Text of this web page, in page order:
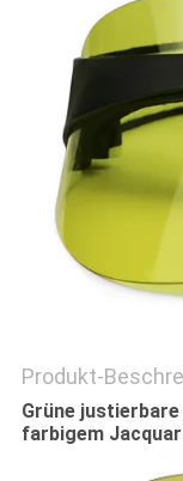
PRIVACY
POLICY
Produkt-
Grüne justierbare
farbigem